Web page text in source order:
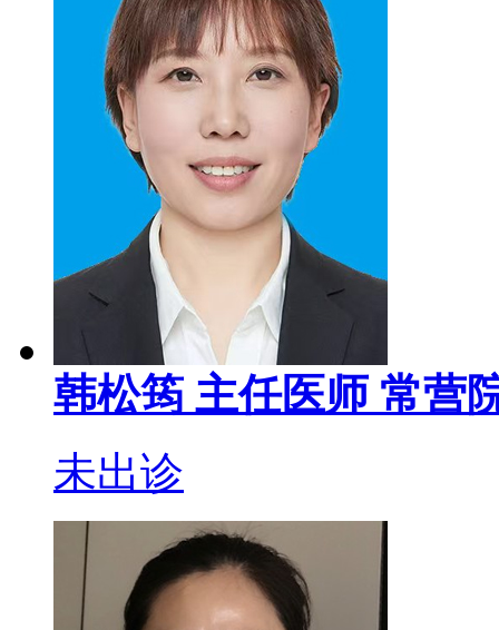
韩松筠 主任医师 常营
未出诊